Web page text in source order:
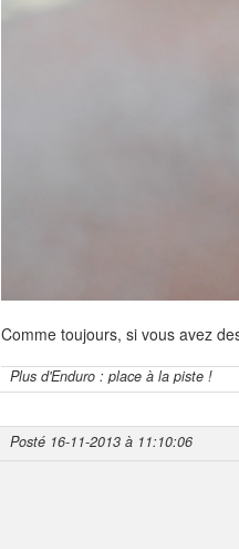
Comme toujours, si vous avez
Plus d'Enduro : place à la piste !
Posté 16-11-2013 à 11:10:06